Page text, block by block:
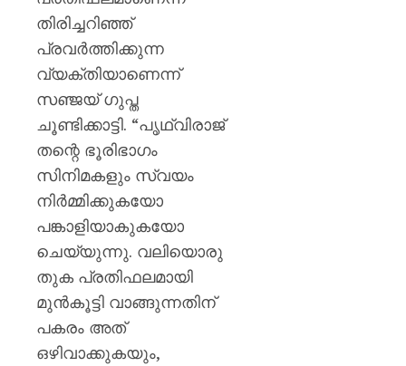
തിരിച്ചറിഞ്ഞ്
പ്രവർത്തിക്കുന്ന
വ്യക്തിയാണെന്ന്
സഞ്ജയ് ഗുപ്ത
ചൂണ്ടിക്കാട്ടി. “പൃഥ്വിരാജ്
തന്റെ ഭൂരിഭാഗം
സിനിമകളും സ്വയം
നിർമ്മിക്കുകയോ
പങ്കാളിയാകുകയോ
ചെയ്യുന്നു. വലിയൊരു
തുക പ്രതിഫലമായി
മുൻകൂട്ടി വാങ്ങുന്നതിന്
പകരം അത്
ഒഴിവാക്കുകയും,